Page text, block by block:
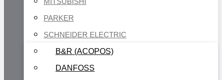
PARKER
SCHNEIDER ELECTRIC
B&R (ACOPOS)
DANFOSS